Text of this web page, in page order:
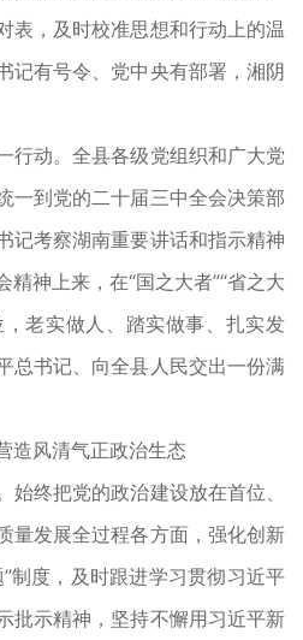
表，及时校准思想和行动上的温
记有号令、党中央有部署，湘阴
动。全县各级党组织和广大党
一到党的二十届三中全会决策部
记考察湖南重要讲话和指示精神
神上来，在“国之大者”“省之大
，老实做人、踏实做事、扎实发
总书记、向全县人民交出一份满
风清气正政治生态
终把党的政治建设放在首位、
量发展全过程各方面，强化创新
制度，及时跟进学习贯彻习近平
批示精神，坚持不懈用习近平新